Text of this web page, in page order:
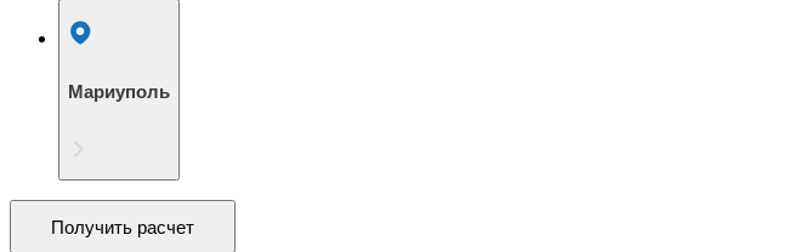
Мариуполь
Получить расчет